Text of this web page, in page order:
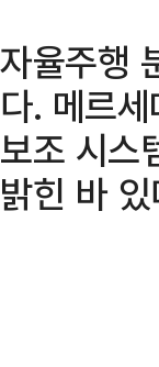
자율주행
다. 메르
보조 시스
밝힌 바